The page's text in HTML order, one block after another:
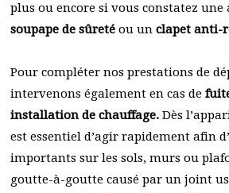
plus ou encore si vous constatez
soupape de sûreté ou un clapet anti-
Pour compléter nos prestations de
intervenons également en cas de
installation de chauffage. Dès
est essentiel d’agir rapidement afin
importants sur les sols, murs ou
goutte-à-goutte causé par un joint